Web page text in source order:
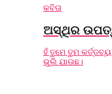
କବିତା
ଅସ୍ଥିର
ହଁ ତୁମେ ତୁମ
ଭୁଲି ଯାଉଛ।